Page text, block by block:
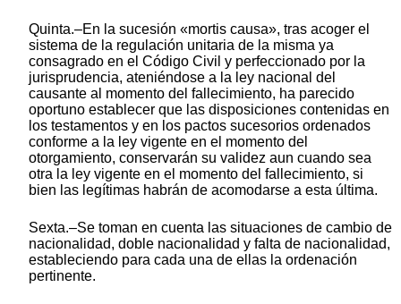
Quinta.–En la sucesión «mortis causa», tras acoger el
sistema de la regulación unitaria de la misma ya
consagrado en el Código Civil y perfeccionado por la
jurisprudencia, ateniéndose a la ley nacional del
causante al momento del fallecimiento, ha parecido
oportuno establecer que las disposiciones contenidas en
los testamentos y en los pactos sucesorios ordenados
conforme a la ley vigente en el momento del
otorgamiento, conservarán su validez aun cuando sea
otra la ley vigente en el momento del fallecimiento, si
bien las legítimas habrán de acomodarse a esta última.
Sexta.–Se toman en cuenta las situaciones de cambio de
nacionalidad, doble nacionalidad y falta de nacionalidad,
estableciendo para cada una de ellas la ordenación
pertinente.